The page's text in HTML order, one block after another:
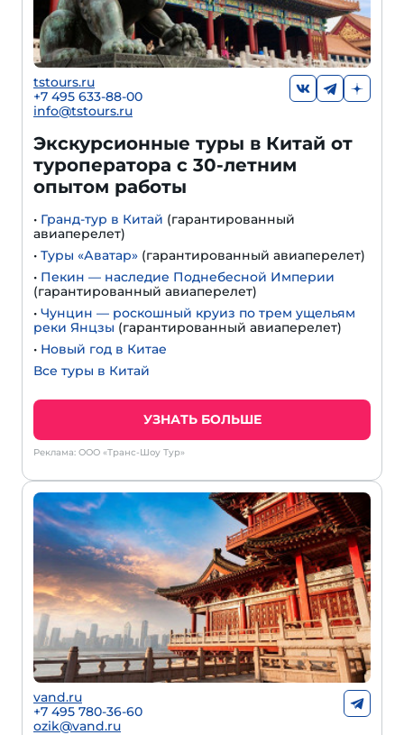
tstours.ru
+7 495 633-88-00
info@tstours.ru
Экскурсионные туры в Китай от
туроператора с 30-летним
опытом работы
• Гранд-тур в Китай (гарантированный
авиаперелет)
• Туры «Аватар» (гарантированный авиаперелет)
• Пекин — наследие Поднебесной Империи
(гарантированный авиаперелет)
• Чунцин — роскошный круиз по трем ущельям
реки Янцзы (гарантированный авиаперелет)
• Новый год в Китае
Все туры в Китай
УЗНАТЬ БОЛЬШЕ
Реклама: ООО «Транс-Шоу Тур»
vand.ru
+7 495 780-36-60
ozik@vand.ru